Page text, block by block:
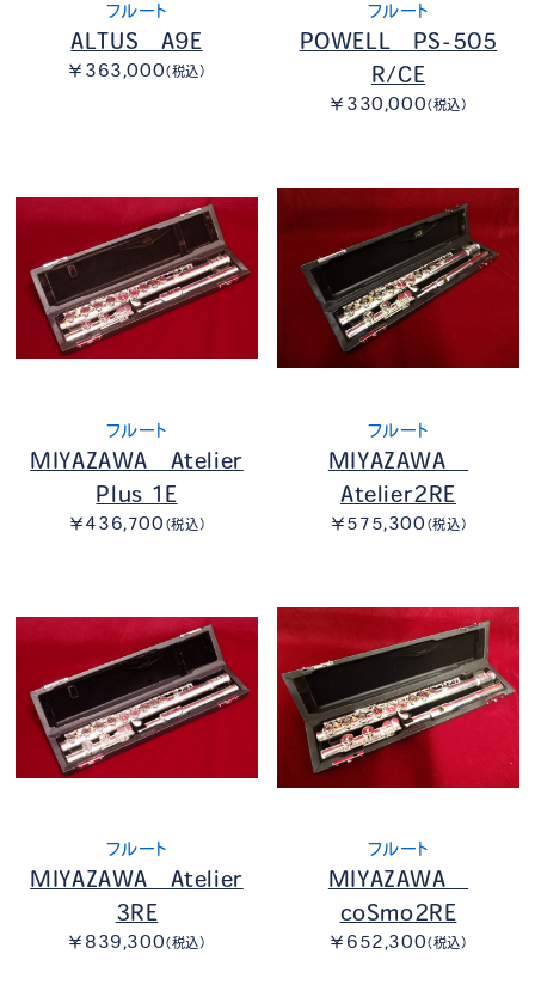
フルート
ALTUS A9E
￥363,000（税込）
フルート
POWELL PS-505
R/CE
￥330,000（税込）
フルート
MIYAZAWA Atelier
Plus 1E
￥436,700 （税込）
フルート
MIYAZAWA
Atelier2RE
￥575,300 （税込）
フルート
MIYAZAWA Atelier
3RE
￥839,300（税込）
フルート
MIYAZAWA
coSmo2RE
￥652,300（税込）